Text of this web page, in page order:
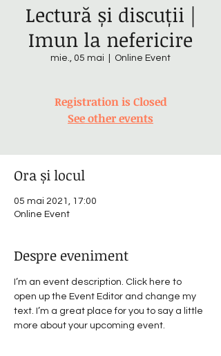
Lectură și discuții |
Imun la nefericire
mie., 05 mai Online Event
Registration is Closed
See other events
Ora și locul
05 mai 2021, 17:00
Online Event
Despre eveniment
I’m an event description. Click here to
open up the Event Editor and change my
text. I’m a great place for you to say a little
more about your upcoming event.